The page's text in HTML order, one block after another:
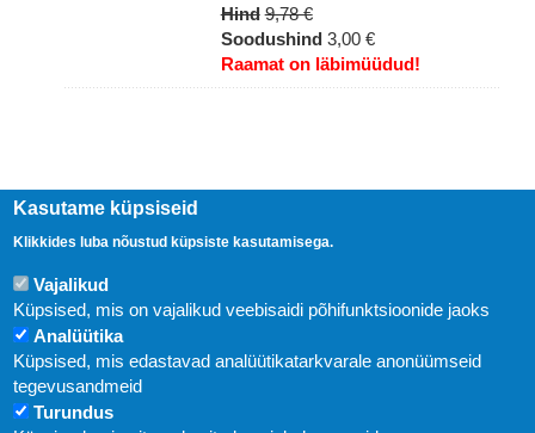
Hind 9,78 €
Soodushind 3,00 €
Raamat on läbimüüdud!
Uudised
Kasutame küpsiseid
Klikkides luba nõustud küpsiste kasutamisega.
Vajalikud
Küpsised, mis on vajalikud veebisaidi põhifunktsioonide jaoks
Analüütika
Küpsised, mis edastavad analüütikatarkvarale anonüümseid
tegevusandmeid
Turundus